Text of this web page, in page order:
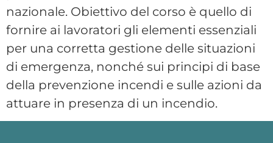
nazionale. Obiettivo del corso è quello di
fornire ai lavoratori gli elementi essenziali
per una corretta gestione delle situazioni
di emergenza, nonché sui principi di base
della prevenzione incendi e sulle azioni da
attuare in presenza di un incendio.